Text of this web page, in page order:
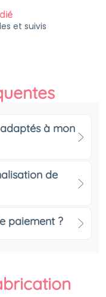
et suivis
à mon
de
paiement ?